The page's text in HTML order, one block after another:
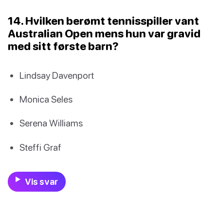
14. Hvilken berømt tennisspiller vant
Australian Open mens hun var gravid
med sitt første barn?
Lindsay Davenport
Monica Seles
Serena Williams
Steffi Graf
Vis svar